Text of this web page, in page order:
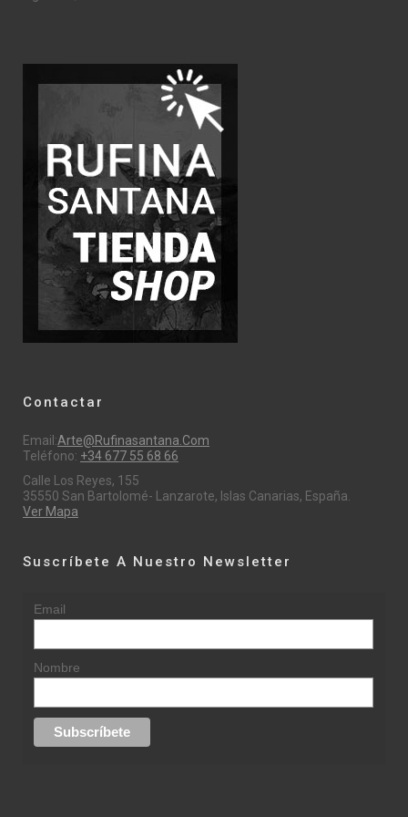
Contactar
Email:Arte@rufinasantana.com
Teléfono: +34 677 55 68 66
Calle Los Reyes, 155
35550 San Bartolomé- Lanzarote, Islas Canarias, España.
Ver Mapa
Suscríbete A Nuestro Newsletter
Email
Nombre